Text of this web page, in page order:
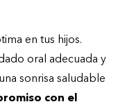
en tus hijos.
oral adecuada y
sonrisa saludable
con el